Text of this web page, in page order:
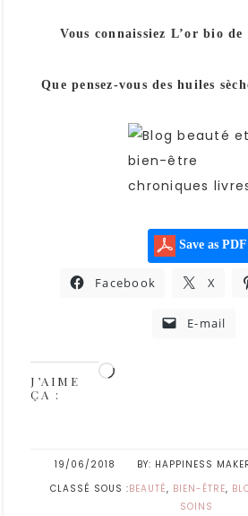
Vous connaissiez L’or bio
Que pensez-vous des huiles
Save as PDF
Facebook X
E-mail
J’AIME
ÇA :
19/06/2018 HAPPINESS
CLASSÉ SOUS :BEAUTÉ, BIEN-ÊTRE,
SOINS